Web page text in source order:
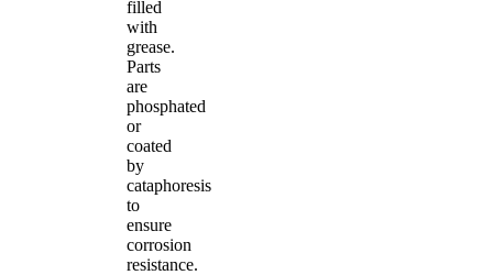
filled
with
grease.
Parts
are
phosphated
or
coated
by
cataphoresis
to
ensure
corrosion
resistance.